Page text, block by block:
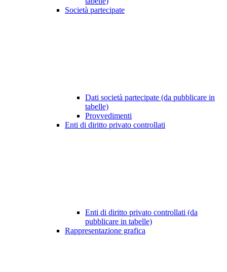
Società partecipate
Dati società partecipate (da pubblicare in
tabelle)
Provvedimenti
Enti di diritto privato controllati
Enti di diritto privato controllati (da
pubblicare in tabelle)
Rappresentazione grafica